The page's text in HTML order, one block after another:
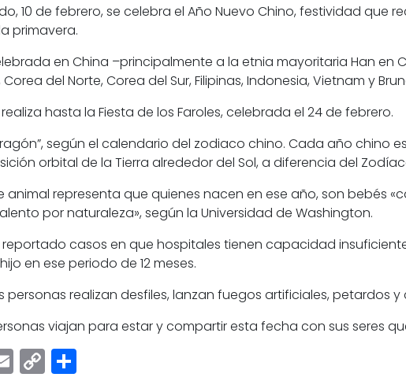
10 de febrero, se celebra el Año Nuevo Chino, festividad
primavera.
en China –principalmente a la etnia mayoritaria Han en
del Norte, Corea del Sur, Filipinas, Indonesia, Vietnam y
hasta la Fiesta de los Faroles, celebrada el 24 de febrero.
según el calendario del zodiaco chino. Cada año chino
orbital de la Tierra alrededor del Sol, a diferencia del
animal representa que quienes nacen en ese año, son bebés
por naturaleza», según la Universidad de Washington.
reportado casos en que hospitales tienen capacidad
en ese periodo de 12 meses.
personas realizan desfiles, lanzan fuegos artificiales, petardos
viajan para estar y compartir esta fecha con sus seres
Email
Copy